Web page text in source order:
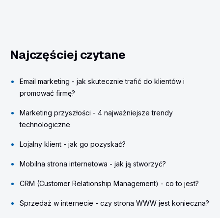
Najczęściej czytane
Email marketing - jak skutecznie trafić do klientów i
promować firmę?
Marketing przyszłości - 4 najważniejsze trendy
technologiczne
Lojalny klient - jak go pozyskać?
Mobilna strona internetowa - jak ją stworzyć?
CRM (Customer Relationship Management) - co to jest?
Sprzedaż w internecie - czy strona WWW jest konieczna?